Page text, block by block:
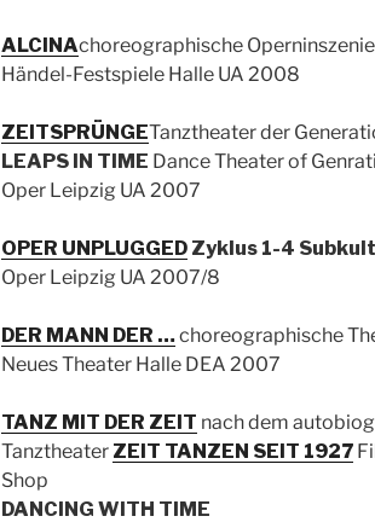
ALCINAchoreographische
Händel-Festspiele Halle UA 2008
ZEITSPRÜNGETanztheater der
LEAPS IN TIME Dance Theater of
Oper Leipzig UA 2007
OPER UNPLUGGEDZyklus 1-4
Oper Leipzig UA 2007/8
DER MANN DER …choreographische
Neues Theater Halle DEA 2007
TANZ MIT DER ZEIT nach dem
Tanztheater ZEIT TANZEN SEIT 1927
Shop
DANCING WITH TIME